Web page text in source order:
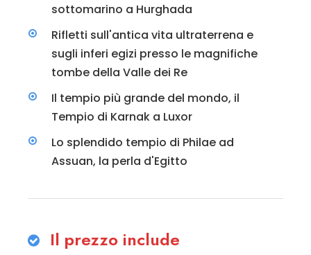
sottomarino a Hurghada
Rifletti sull'antica vita ultraterrena e
sugli inferi egizi presso le magnifiche
tombe della Valle dei Re
Il tempio più grande del mondo, il
Tempio di Karnak a Luxor
Lo splendido tempio di Philae ad
Assuan, la perla d'Egitto
Il prezzo include